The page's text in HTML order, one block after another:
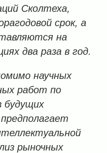
Сколтеха,
срок, а
на
два раза в год.
научных
работ по
будущих
рыночных